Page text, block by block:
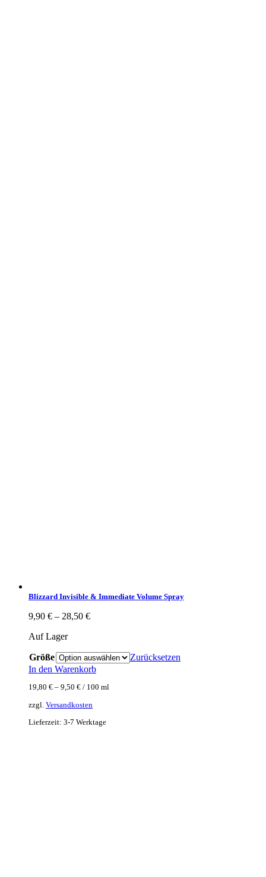
Blizzard Invisible & Immediate Volume Spray
9,90 € – 28,50 €
Auf Lager
Größe
Zurücksetzen
In den Warenkorb
19,80 € – 9,50 € / 100 ml
zzgl. Versandkosten
Lieferzeit: 3-7 Werktage